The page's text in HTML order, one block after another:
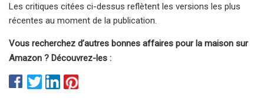
Les critiques citées ci-dessus reflètent les versions les plus
récentes au moment de la publication.
Vous recherchez d’autres bonnes affaires pour la maison sur
Amazon ? Découvrez-les :